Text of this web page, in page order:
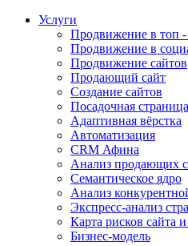
Услуги
Продвижение в топ -
Продвижение в
Продвижение сайтов
Продающий сайт
Создание сайтов
Посадочная страница
Адаптивная вёрстка
Автоматизация
CRM Афина
Анализ продающих
Семантическое ядро
Анализ
Экспресс-анализ
Карта рисков сайта
Бизнес-модель